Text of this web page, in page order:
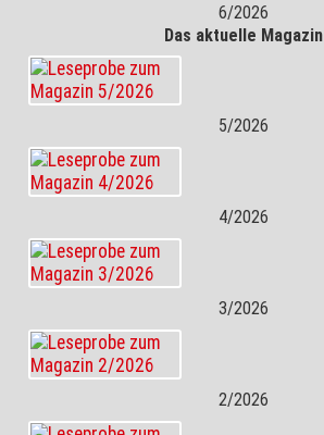
6/2026
Das aktuelle Magazin
5/2026
4/2026
3/2026
2/2026